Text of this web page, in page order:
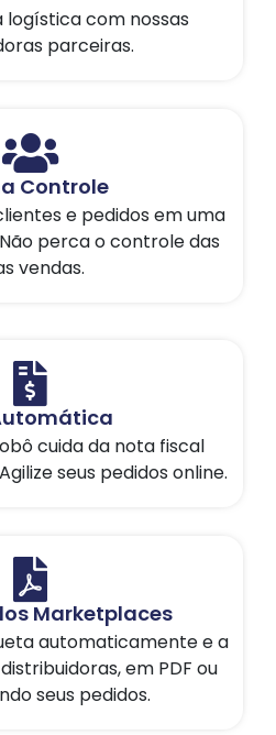
logística com nossas
parceiras.
Controle
e pedidos em uma
perca o controle das
vendas.
cuida da nota fiscal
seus pedidos online.
Marketplaces
automaticamente e a
em PDF ou
seus pedidos.